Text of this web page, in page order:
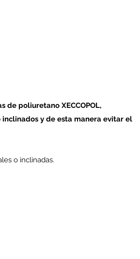
poliuretano XECCOPOL,
y de esta manera evitar el
o inclinadas.